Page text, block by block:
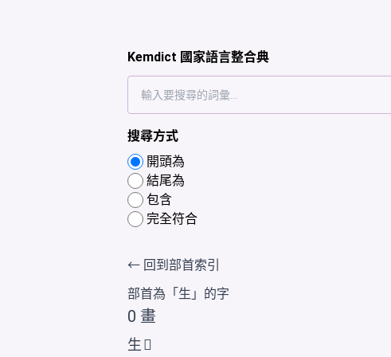
Kemdict 國家語言整合典
搜尋方式
開頭為
結尾為
包含
完全符合
← 回到部首索引
部首為「 生 」的字
0 畫
生𤯓